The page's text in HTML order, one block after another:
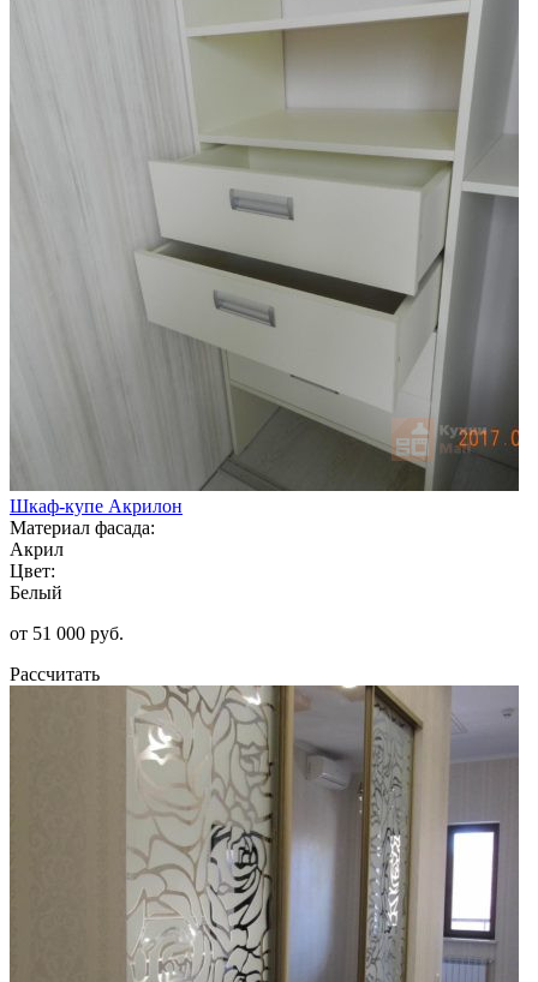
Шкаф-купе Акрилон
Материал фасада:
Акрил
Цвет:
Белый
от 51 000 руб.
Рассчитать